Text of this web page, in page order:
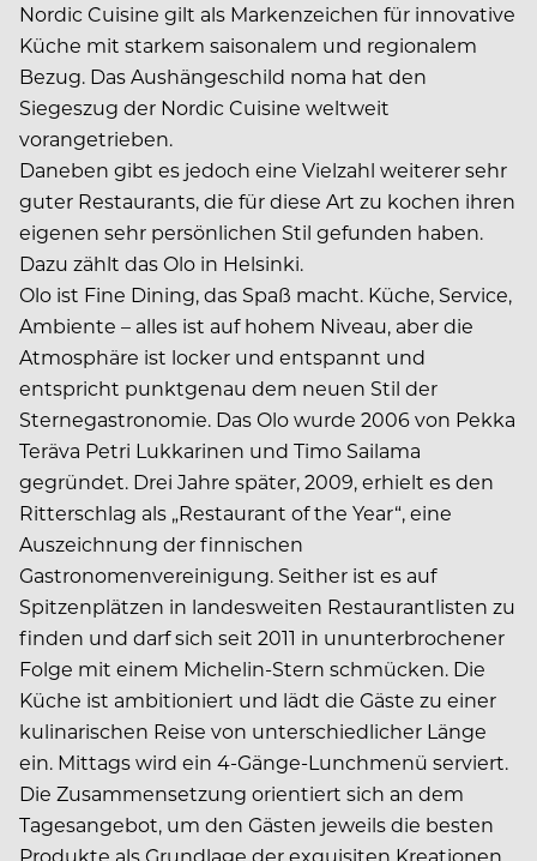
Nordic Cuisine gilt als Markenzeichen für innovative
Küche mit starkem saisonalem und regionalem
Bezug. Das Aushängeschild noma hat den
Siegeszug der Nordic Cuisine weltweit
vorangetrieben.
Daneben gibt es jedoch eine Vielzahl weiterer sehr
guter Restaurants, die für diese Art zu kochen ihren
eigenen sehr persönlichen Stil gefunden haben.
Dazu zählt das Olo in Helsinki.
Olo ist Fine Dining, das Spaß macht. Küche, Service,
Ambiente – alles ist auf hohem Niveau, aber die
Atmosphäre ist locker und entspannt und
entspricht punktgenau dem neuen Stil der
Sternegastronomie. Das Olo wurde 2006 von Pekka
Teräva Petri Lukkarinen und Timo Sailama
gegründet. Drei Jahre später, 2009, erhielt es den
Ritterschlag als „Restaurant of the Year“, eine
Auszeichnung der finnischen
Gastronomenvereinigung. Seither ist es auf
Spitzenplätzen in landesweiten Restaurantlisten zu
finden und darf sich seit 2011 in ununterbrochener
Folge mit einem Michelin-Stern schmücken. Die
Küche ist ambitioniert und lädt die Gäste zu einer
kulinarischen Reise von unterschiedlicher Länge
ein. Mittags wird ein 4-Gänge-Lunchmenü serviert.
Die Zusammensetzung orientiert sich an dem
Tagesangebot, um den Gästen jeweils die besten